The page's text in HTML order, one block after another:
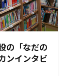
の「なだの
ンインタビ